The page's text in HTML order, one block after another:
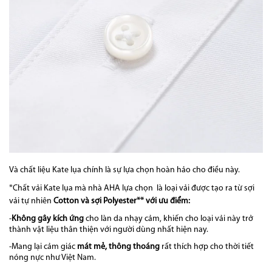
Và chất liệu Kate lụa chính là sự lựa chọn hoàn hảo cho điều này.
*Chất vải Kate lụa mà nhà AHA lựa chọn là loại vải được tạo ra từ sợi
vải tự nhiên Cotton và sợi Polyester** với ưu điểm:
-Không gây kích ứng cho làn da nhạy cảm, khiến cho loại vải này trở
thành vật liệu thân thiện với người dùng nhất hiện nay.
-Mang lại cảm giác mát mẻ, thông thoáng rất thích hợp cho thời tiết
nóng nực như Việt Nam.